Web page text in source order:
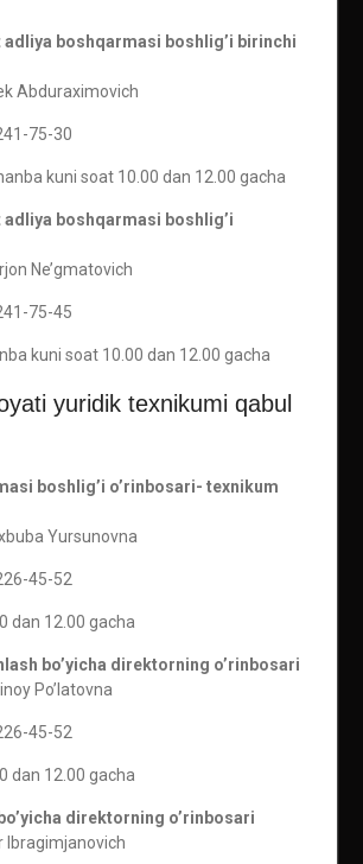
adliya boshqarmasi boshlig’i birinchi
Abduraximovich
75-30
kuni soat 10.00 dan 12.00 gacha
adliya boshqarmasi boshlig’i
Ne’gmatovich
75-45
kuni soat 10.00 dan 12.00 gacha
yuridik texnikumi qabul
boshlig’i o’rinbosari- texnikum
Yursunovna
45-52
dan 12.00 gacha
bo’yicha direktorning o’rinbosari
Po’latovna
45-52
dan 12.00 gacha
direktorning o’rinbosari
Ibragimjanovich